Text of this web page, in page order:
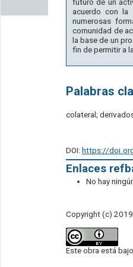
futuro de un
acuerdo con la
numerosas
comunidad de
la base de un
fin de permitir a
Palabras
colateral;
DOI: https://
Enlaces
No hay
Copyright (c) 2019
Este obra está